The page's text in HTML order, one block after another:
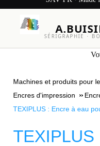
SÉRIGRAPHIE ·
Machines et produits pour
Encres d'impression
TEXIPLUS : Encre à eau